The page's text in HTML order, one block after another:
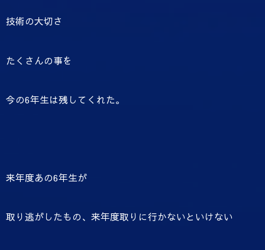
技術の大切さ
たくさんの事を
今の6年生は残してくれた。
来年度あの6年生が
取り逃がしたもの、来年度取りに行かないといけない